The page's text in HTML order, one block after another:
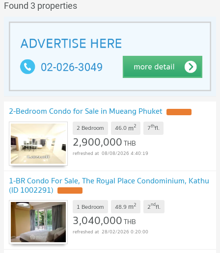
Found 3 properties
2-Bedroom Condo for Sale in Mueang Phuket
2 Bedroom 46.0 m2 7thfl.
2,900,000THB
08/08/2026 4:40:19
1-BR Condo For Sale, The Royal Place Condominium, Kathu
(ID 1002291)
1 Bedroom 48.9 m2 2ndfl.
3,040,000THB
28/02/2026 0:20:00